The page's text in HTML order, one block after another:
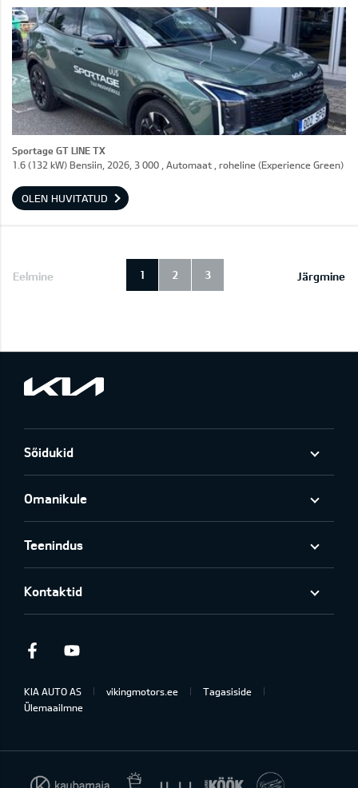
Sportage GT LINE TX
1.6 (132 kW) Bensiin, 2026, 3 000 , Automaat , roheline (Experience Green)
OLEN HUVITATUD
Eelmine Järgmine
1 2 3
Sõidukid
Omanikule
Teenindus
Kontaktid
Facebook
KIA AUTO AS vikingmotors.ee
Tagasiside
Ülemaailmne